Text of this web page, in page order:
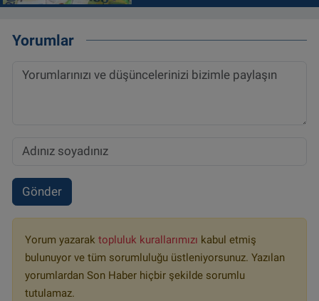
Yorumlar
Gönder
Yorum yazarak topluluk kurallarımızı kabul etmiş
bulunuyor ve tüm sorumluluğu üstleniyorsunuz. Yazılan
yorumlardan Son Haber hiçbir şekilde sorumlu
tutulamaz.